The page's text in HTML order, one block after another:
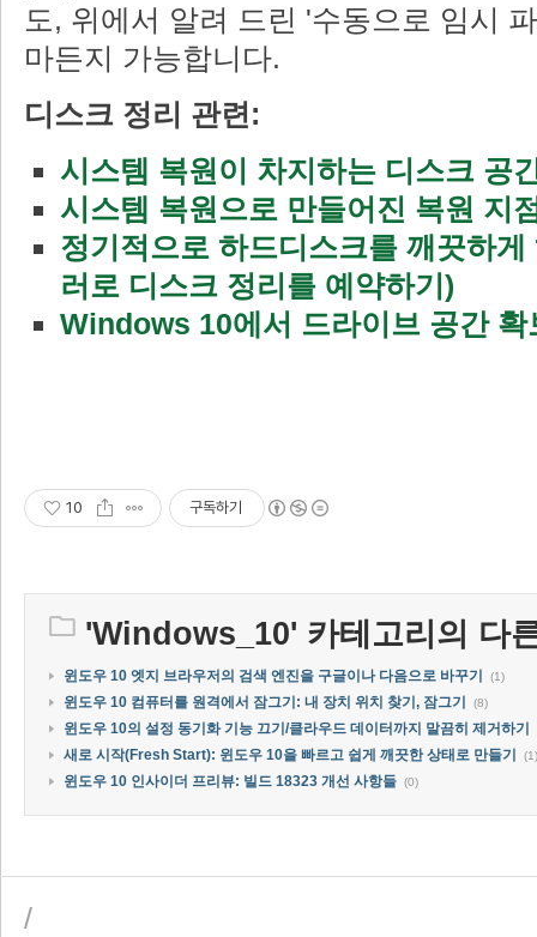
도, 위에서 알려 드린 '수동으로 임시
마든지 가능합니다.
디스크 정리 관련:
시스템 복원이 차지하는 디스크 공
시스템 복원으로 만들어진 복원 지
정기적으로 하드디스크를 깨끗하
러로 디스크 정리를 예약하기)
Windows 10에서 드라이브 공간 확
10 구독하기
'Windows_10' 카테고리의 다
윈도우 10 엣지 브라우저의 검색 엔진을 구글이나 다음으로 바꾸기 (1)
윈도우 10 컴퓨터를 원격에서 잠그기: 내 장치 위치 찾기, 잠그기 (8)
윈도우 10의 설정 동기화 기능 끄기/클라우드 데이터까지 말끔히 제거하기
새로 시작(Fresh Start): 윈도우 10을 빠르고 쉽게 깨끗한 상태로 만들기
(1)
윈도우 10 인사이더 프리뷰: 빌드 18323 개선 사항들 (0)
/